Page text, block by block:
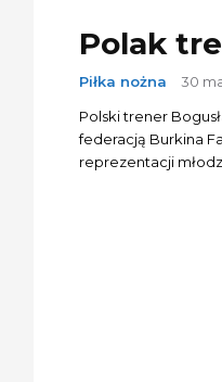
Polak
Piłka nożna
30
Polski trener
federacją Burkina
reprezentacji